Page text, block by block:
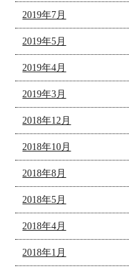
2019年7月
2019年5月
2019年4月
2019年3月
2018年12月
2018年10月
2018年8月
2018年5月
2018年4月
2018年1月